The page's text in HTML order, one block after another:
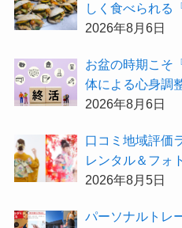
しく食べられる
い天然酵母手作
2026年8月6日
お盆の時期こそ
体による心身調
身辺整理の準備
2026年8月6日
⼝コミ地域評価
レンタル＆フォ
ス」がお得な『
2026年8月5日
パーソナルトレ